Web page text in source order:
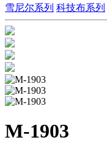
雪尼尔系列 科技布系列
M-1903